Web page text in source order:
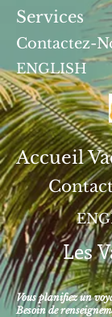
Services
Contactez-
ENGLISH
Les
Accueil
Vous planifiez un
Besoin de